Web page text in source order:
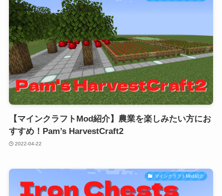
【マインクラフトMod紹介】農業を楽しみたい方にお
すすめ！Pam’s HarvestCraft2
2022-04-22
マインクラフトMod紹介